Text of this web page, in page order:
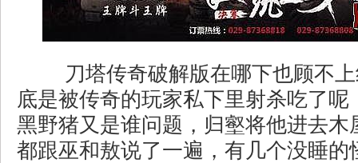
刀塔传奇破解版在哪下也顾不
底是被传奇的玩家私下里射杀吃了呢
黑野猪又是谁问题，归壑将他进去木
都跟巫和敖说了一遍，有几个没睡的